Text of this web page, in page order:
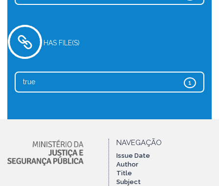
HAS FILE(S)
1
true
NAVEGAÇÃO
Issue Date
Author
Title
Subject